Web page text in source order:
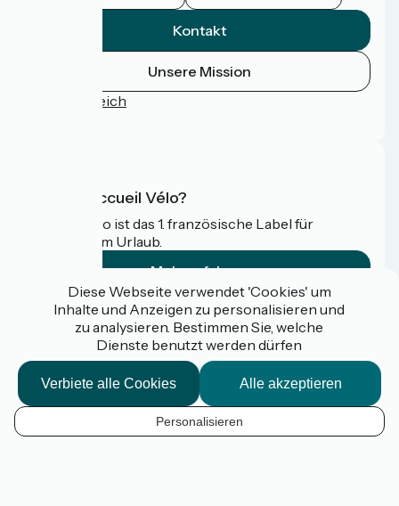
DE
Kontakt
Unsere Mission
Pressebereich
Was ist Accueil Vélo?
Accueil Vélo ist das 1. französische Label für
Radfahrer im Urlaub.
Mehr erfahren
Gefördert im Rahmen von Destination France
Espace pro / presse
FAQ
Plan du site
Diese Webseite verwendet 'Cookies' um
Inhalte und Anzeigen zu personalisieren und
zu analysieren. Bestimmen Sie, welche
Dienste benutzt werden dürfen
Alle akzeptieren
Verbiete alle Cookies
Personalisieren